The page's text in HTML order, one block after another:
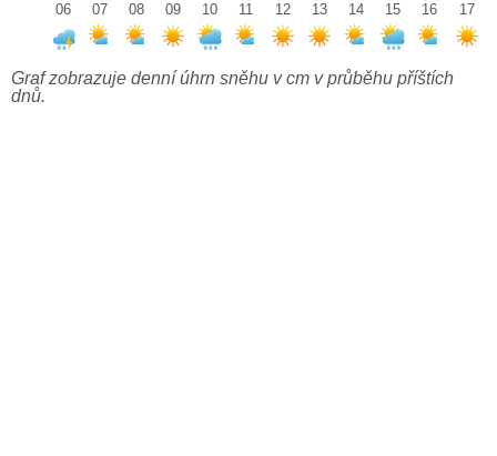
06
07
08
09
10
11
12
13
14
15
16
17
Graf zobrazuje denní úhrn sněhu v cm v průběhu příštích
dnů.